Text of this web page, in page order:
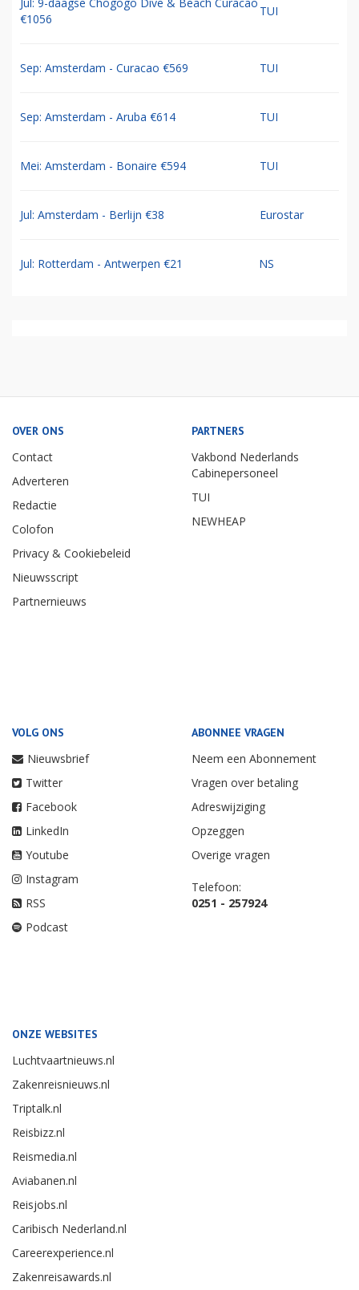
Jul: 9-daagse Chogogo Dive & Beach Curacao
€1056
TUI
Sep: Amsterdam - Curacao €569 TUI
Sep: Amsterdam - Aruba €614 TUI
Mei: Amsterdam - Bonaire €594 TUI
Jul: Amsterdam - Berlijn €38 Eurostar
Jul: Rotterdam - Antwerpen €21 NS
OVER ONS
Contact
Adverteren
Redactie
Colofon
Privacy & Cookiebeleid
Nieuwsscript
Partnernieuws
PARTNERS
Vakbond Nederlands
Cabinepersoneel
TUI
NEWHEAP
VOLG ONS
Nieuwsbrief
Twitter
Facebook
LinkedIn
Youtube
Instagram
RSS
Podcast
ABONNEE VRAGEN
Neem een Abonnement
Vragen over betaling
Adreswijziging
Opzeggen
Overige vragen
Telefoon:
0251 - 257924
ONZE WEBSITES
Luchtvaartnieuws.nl
Zakenreisnieuws.nl
Triptalk.nl
Reisbizz.nl
Reismedia.nl
Aviabanen.nl
Reisjobs.nl
Caribisch Nederland.nl
Careerexperience.nl
Zakenreisawards.nl